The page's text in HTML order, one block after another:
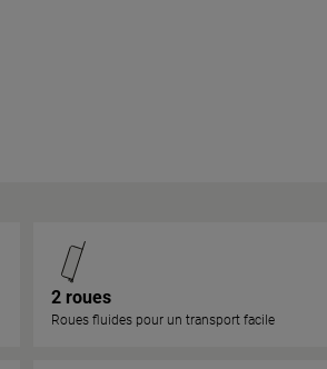
2 roues
Roues fluides pour un transport facile